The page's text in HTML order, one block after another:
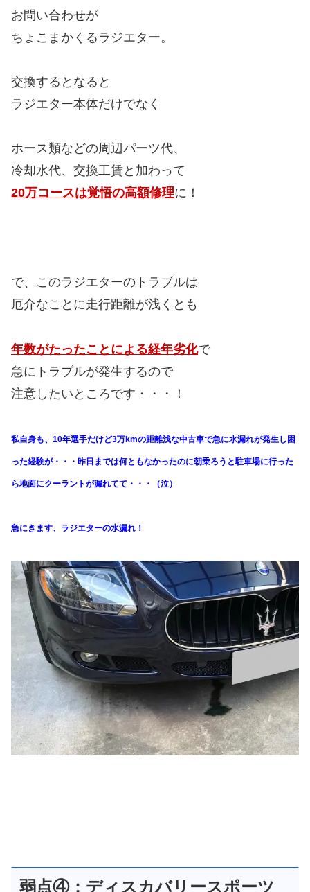
で、このラジエターのトラブルは
年数がたったことによる経年劣化
注意したいところです・・・！
私自身も、10年選手だけど3万kmの距離浅な中古車で急に水漏れが発生し困
急にきます、ラジエターの水漏れ！
弱点④：ディスカバリースポーツ
D200のディーゼルで故障が避けら
れない部品とは